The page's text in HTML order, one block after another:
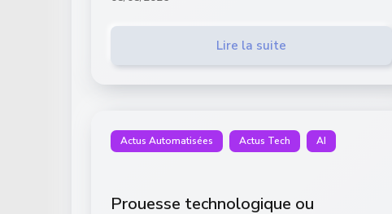
Lire la suite
Actus Automatisées Actus Tech AI
Prouesse technologique ou